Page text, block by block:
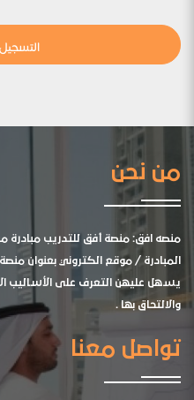
من نحن
منصه افق: منصة أفق للتدريب مبادرة
المبادرة / موقع الكتروني بعنوان
يسهل عليهن التعرف على الأساليب
والالتحاق بها .
تواصل معنا